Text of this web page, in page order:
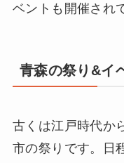
ベントも開催され
青森の祭り&イ
古くは江戸時代か
市の祭りです。日